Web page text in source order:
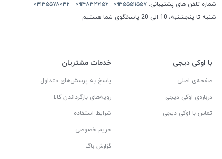
شماره تلفن های پشتیبانی: ۰۹۳۵۵۵۱۱۵۵۷ - ۰۹۱۴۸۳۲۶۱۵۶ - ۰۴۱۳۵۵۷۸۰۴۲
شنبه تا پنجشنبه، 10 الی 20 پاسخگوی شما هستیم
با اوکی دیجی
صفحه‌ی اصلی
درباره‌ی اوکی دیجی
تماس با اوکی دیجی
خدمات مشتریان
پاسخ به پرسش‌های متداول
رویه‌های بازگرداندن کالا
شرایط استفاده
حریم خصوصی
گزارش باگ